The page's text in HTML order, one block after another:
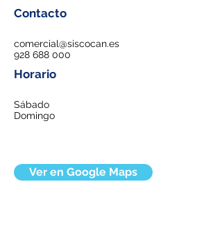
Contacto
comercial@siscocan.es
928 688 000
Horario
Sábado
Domingo
Ver en Google Maps